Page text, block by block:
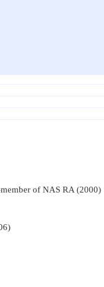
of NAS RA (2000)